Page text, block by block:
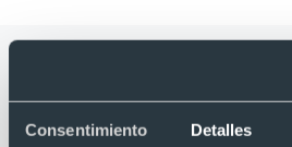
Consentimiento Detalles
Categorías
de polipiel y metal de